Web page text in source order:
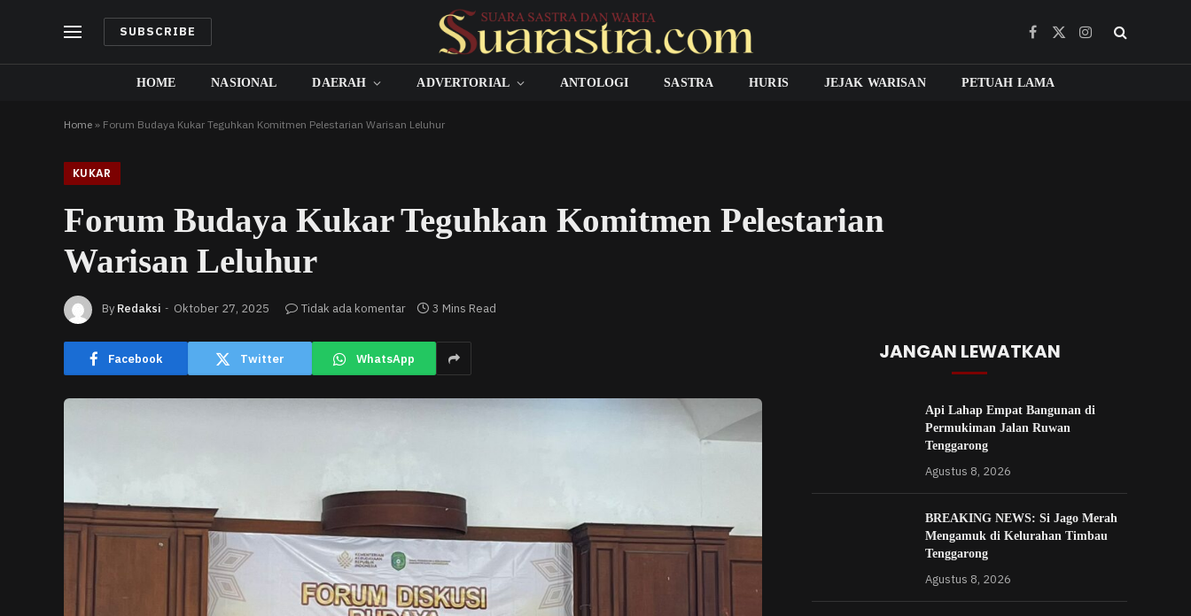
SUBSCRIBE Facebook
X
Instagram
HOME NASIONAL DAERAH ADVERTORIAL ANTOLOGI SASTRA HURIS JEJAK WARISAN PETUAH LAMA
Home » Forum Budaya Kukar Teguhkan Komitmen Pelestarian Warisan Leluhur
KUKAR
Forum Budaya Kukar Teguhkan Komitmen Pelestarian
Warisan Leluhur
By Redaksi Oktober 27, 2025 Tidak ada komentar 3 Mins Read
Facebook Twitter WhatsApp JANGAN LEWATKAN
Api Lahap Empat Bangunan di
Permukiman Jalan Ruwan
Tenggarong
Agustus 8, 2026
BREAKING NEWS: Si Jago Merah
Mengamuk di Kelurahan Timbau
Tenggarong
Agustus 8, 2026